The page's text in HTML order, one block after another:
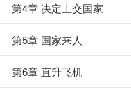
第4章 决定上交国家
第5章 国家来人
第6章 直升飞机